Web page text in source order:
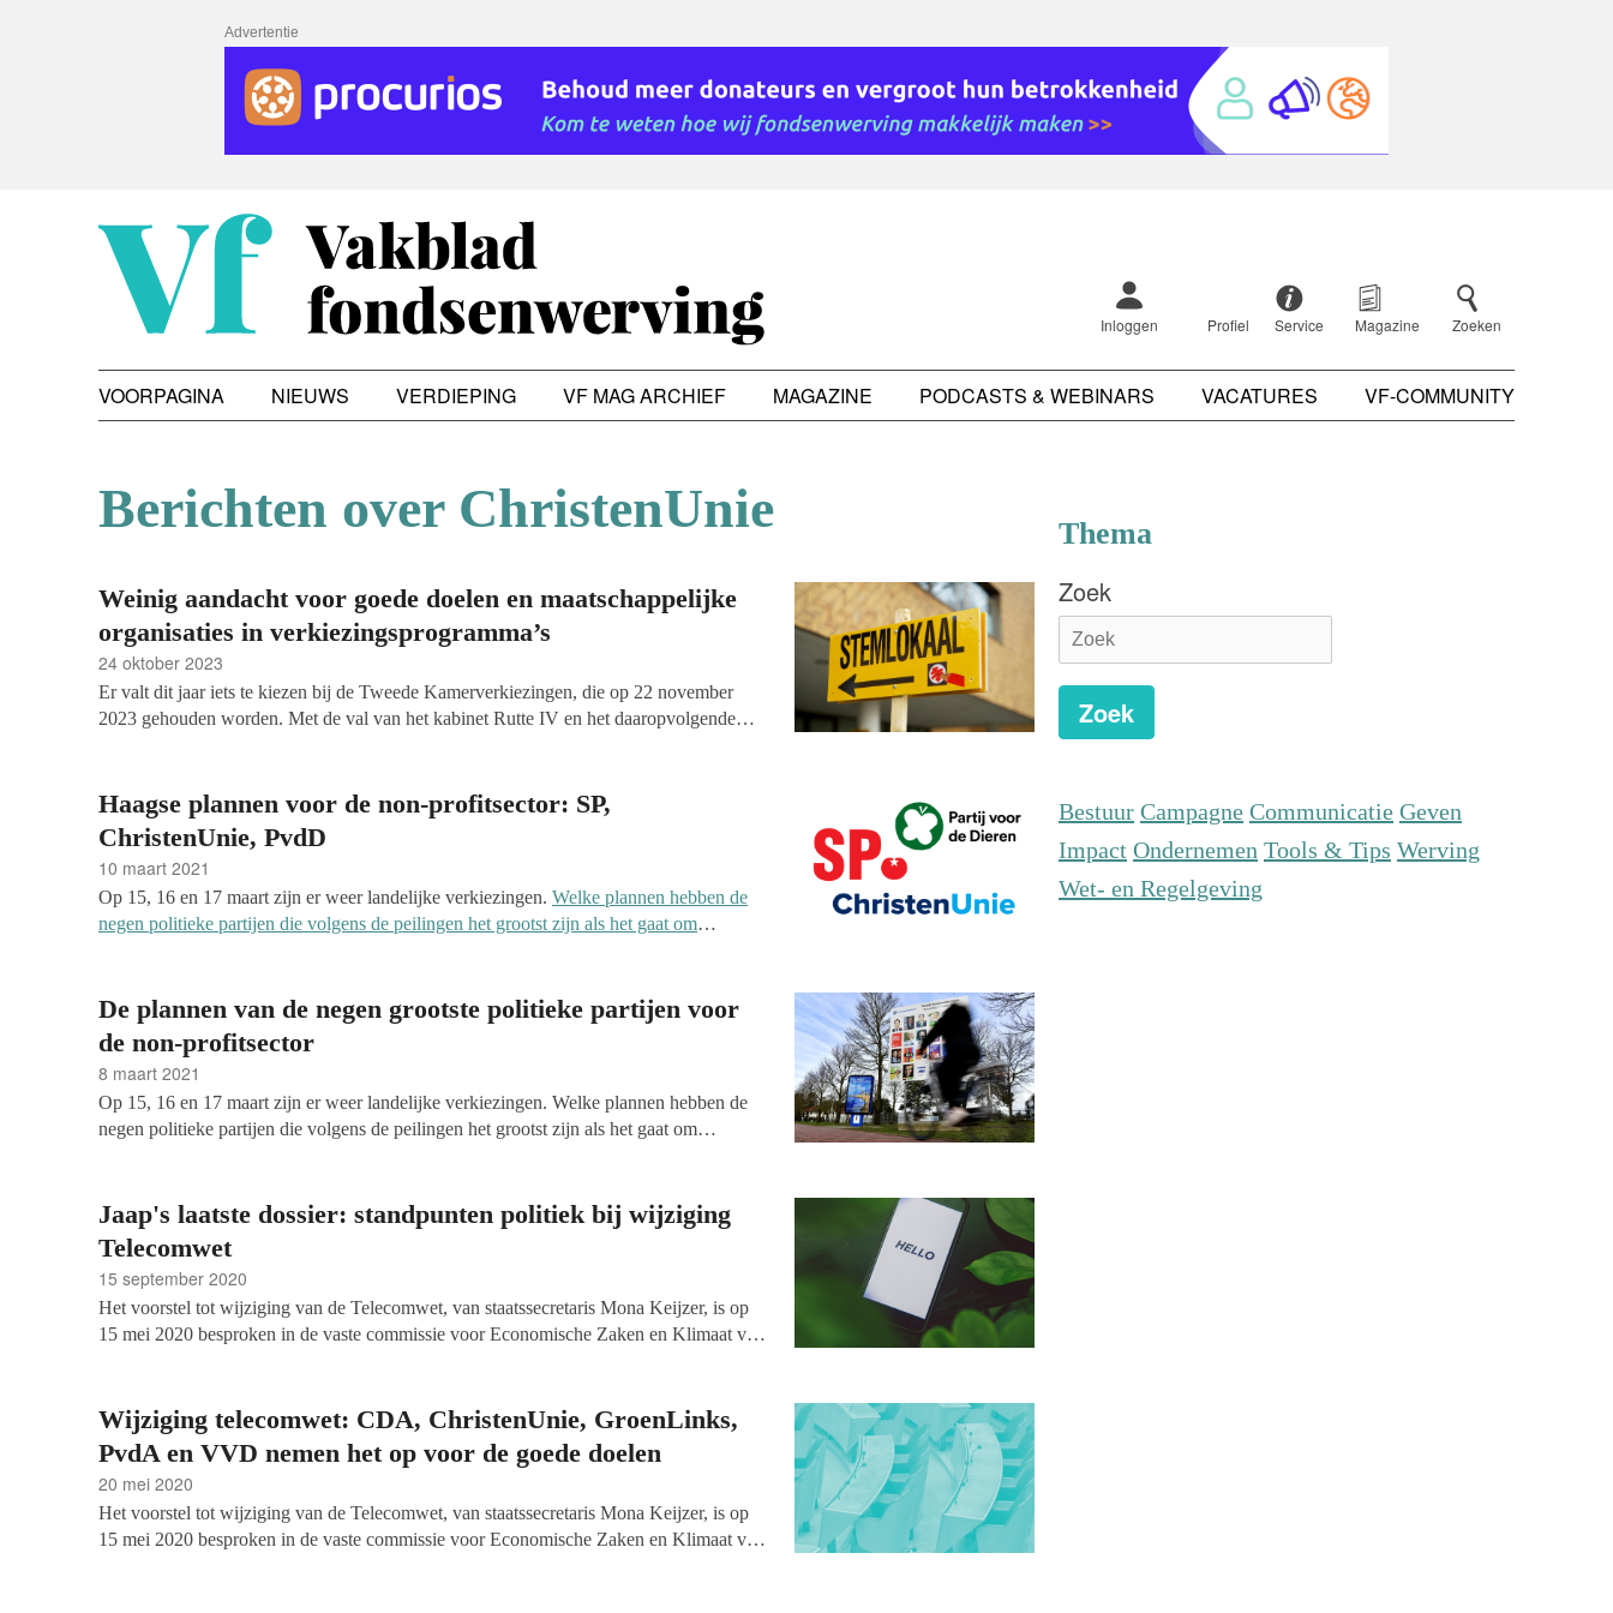
Advertentie
Inloggen Profiel Service Magazine Zoeken
VOORPAGINA NIEUWS VERDIEPING VF MAG ARCHIEF MAGAZINE PODCASTS & WEBINARS VACATURES VF-COMMUNITY
Berichten over ChristenUnie
Weinig aandacht voor goede doelen en maatschappelijke
organisaties in verkiezingsprogramma’s
24 oktober 2023
Er valt dit jaar iets te kiezen bij de Tweede Kamerverkiezingen, die op 22 november
2023 gehouden worden. Met de val van het kabinet Rutte IV en het daaropvolgende
door de entree van een paar nieuwe toetreders. Het zorgt ervoor dat het aantal kiezers
wat nog tussen partijen ‘zweeft’ heel groot is. Maar wat wil de politiek met de
filantropische sector? Wat schrijven ze in hun programma’s over bijvoorbeeld
maatschappelijke organisaties, doneren, impact en vrijwilligerswerk? Een inventarisatie
van de programma’s van de tien grootst gepeilde partijen.
Haagse plannen voor de non-profitsector: SP,
ChristenUnie, PvdD
10 maart 2021
Op 15, 16 en 17 maart zijn er weer landelijke verkiezingen. Welke plannen hebben de
negen politieke partijen die volgens de peilingen het grootst zijn als het gaat om
organisaties op bijvoorbeeld het gebied van ontwikkelingssamenwerking, cultuur en
vrijwilligersbeleid?
De plannen van de negen grootste politieke partijen voor
de non-profitsector
8 maart 2021
Op 15, 16 en 17 maart zijn er weer landelijke verkiezingen. Welke plannen hebben de
negen politieke partijen die volgens de peilingen het grootst zijn als het gaat om
organisaties op bijvoorbeeld het gebied van ontwikkelingssamenwerking, cultuur en
vrijwilligersbeleid?
Jaap's laatste dossier: standpunten politiek bij wijziging
Telecomwet
15 september 2020
Het voorstel tot wijziging van de Telecomwet, van staatssecretaris Mona Keijzer, is op
15 mei 2020 besproken in de vaste commissie voor Economische Zaken en Klimaat van
instellingen.W enoemen daarbij de partijnamen, wetende dat het in al die gevallen gaat
om die leden van de Tweede Kamerfractie van die partij die bij het overleg aanwezig
waren.
Wijziging telecomwet: CDA, ChristenUnie, GroenLinks,
PvdA en VVD nemen het op voor de goede doelen
20 mei 2020
Het voorstel tot wijziging van de Telecomwet, van staatssecretaris Mona Keijzer, is op
15 mei 2020 besproken in de vaste commissie voor Economische Zaken en Klimaat van
Thema
Zoek
Zoek
Bestuur Campagne Communicatie Geven
Impact Ondernemen Tools & Tips Werving
Wet- en Regelgeving